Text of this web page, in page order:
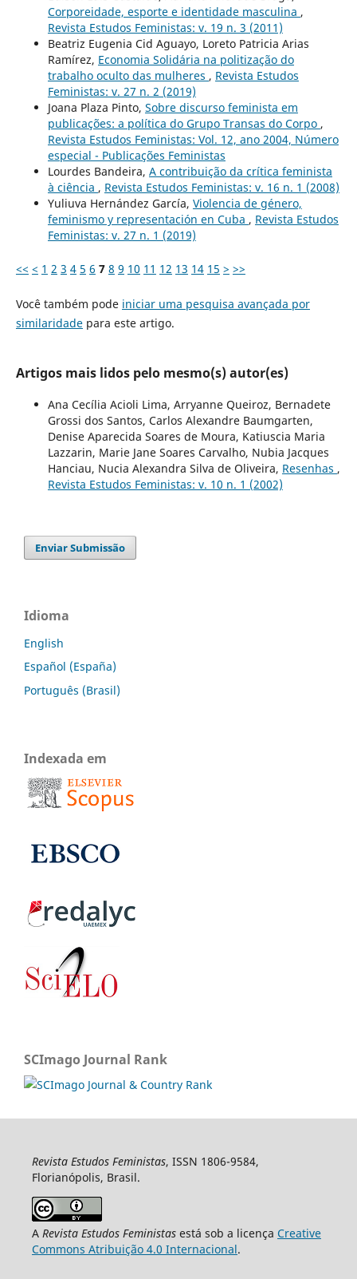
Corporeidade, esporte e identidade masculina ,
Revista Estudos Feministas: v. 19 n. 3 (2011)
Beatriz Eugenia Cid Aguayo, Loreto Patricia Arias
Ramírez, Economia Solidária na politização do
trabalho oculto das mulheres , Revista Estudos
Feministas: v. 27 n. 2 (2019)
Joana Plaza Pinto, Sobre discurso feminista em
publicações: a política do Grupo Transas do Corpo ,
Revista Estudos Feministas: Vol. 12, ano 2004, Número
especial - Publicações Feministas
Lourdes Bandeira, A contribuição da crítica feminista
à ciência , Revista Estudos Feministas: v. 16 n. 1 (2008)
Yuliuva Hernández García, Violencia de género,
feminismo y representación en Cuba , Revista Estudos
Feministas: v. 27 n. 1 (2019)
<< < 1 2 3 4 5 6 7 8 9 10 11 12 13 14 15 > >>
Você também pode iniciar uma pesquisa avançada por
similaridadepara este artigo.
Artigos mais lidos pelo mesmo(s) autor(es)
Ana Cecília Acioli Lima, Arryanne Queiroz, Bernadete
Grossi dos Santos, Carlos Alexandre Baumgarten,
Denise Aparecida Soares de Moura, Katiuscia Maria
Lazzarin, Marie Jane Soares Carvalho, Nubia Jacques
Hanciau, Nucia Alexandra Silva de Oliveira, Resenhas ,
Revista Estudos Feministas: v. 10 n. 1 (2002)
Enviar Submissão
Idioma
English
Español (España)
Português (Brasil)
Indexada em
SCImago Journal Rank
Revista Estudos Feministas, ISSN 1806-9584,
Florianópolis, Brasil.
A Revista Estudos Feministasestá sob a licença Creative
Commons Atribuição 4.0 Internacional.